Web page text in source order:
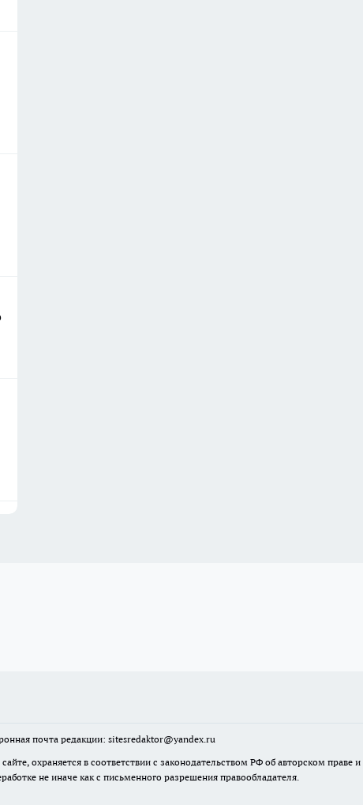
почта редакции: sitesredaktor@yandex.ru
охраняется в соответствии с законодательством РФ об авторском
не иначе как с письменного разрешения правообладателя.